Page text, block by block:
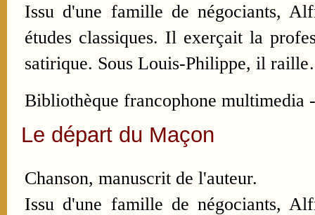
Issu d'une famille de négociants,
études classiques. Il exerçait la
satirique. Sous Louis-Philippe, il
Bibliothèque francophone
Le départ du Maçon
Chanson, manuscrit de l'auteur.
Issu d'une famille de négociants,